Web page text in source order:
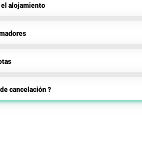
el alojamiento
cancelación ?